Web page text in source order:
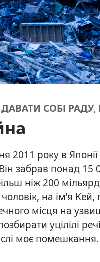
СОБІ
2011 року в Японії
забрав понад 15
ніж 200
на ім’я
місця на
уцілілі
моє